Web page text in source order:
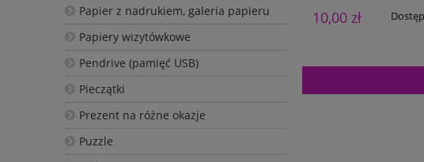
Papier z nadrukiem, galeria papieru
Papiery wizytówkowe
Pendrive (pamięć USB)
Pieczątki
Prezent na różne okazje
Puzzle
10,00 zł